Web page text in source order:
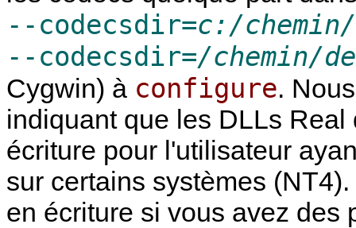
--codecsdir=c:/
--codecsdir=/chemin/
Cygwin) à configure.
indiquant que les DLLs
écriture pour l'utilisateur
sur certains systèmes
en écriture si vous avez des